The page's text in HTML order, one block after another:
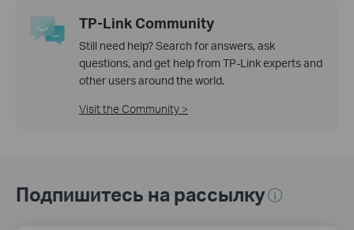
TP-Link Community
Still need help? Search for answers, ask
questions, and get help from TP-Link experts and
other users around the world.
Visit the Community >
Подпишитесь на рассылку